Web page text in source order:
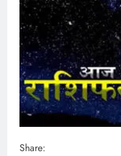
Share: